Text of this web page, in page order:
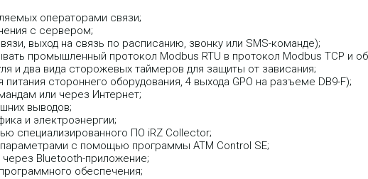
операторами связи;
с сервером;
выход на связь по расписанию, звонку или SMS-команде);
промышленный протокол Modbus RTU в протокол Modbus TCP и
и два вида сторожевых таймеров для защиты от зависания;
питания стороннего оборудования, 4 выхода GPO на разъеме DB9-F);
или через Интернет;
выводов;
и электроэнергии;
специализированного ПО iRZ Collector;
с помощью программы ATM Control SE;
Bluetooth-приложение;
обеспечения;